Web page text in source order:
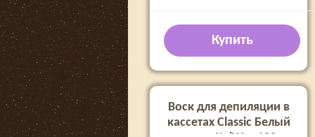
Купить
Воск для депиляции в
кассетах Classic Белый